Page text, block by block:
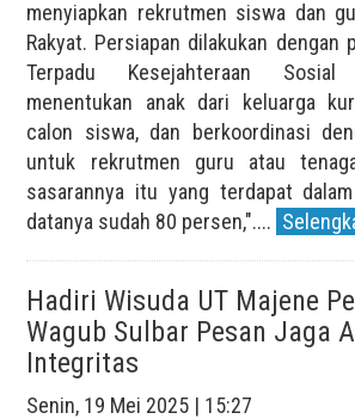
menyiapkan rekrutmen siswa dan
Rakyat. Persiapan dilakukan dengan
Terpadu Kesejahteraan
menentukan anak dari keluarga
calon siswa, dan berkoordinasi
untuk rekrutmen guru atau
sasarannya itu yang terdapat dalam
datanya sudah 80 persen,"....
Hadiri Wisuda UT Majene
Wagub Sulbar Pesan Jaga
Integritas
Senin, 19 Mei 2025 | 15:27